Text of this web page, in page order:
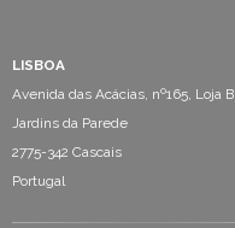
LISBOA
Avenida das Acácias, nº165, Loja B
Jardins da Parede
2775-342 Cascais
Portugal